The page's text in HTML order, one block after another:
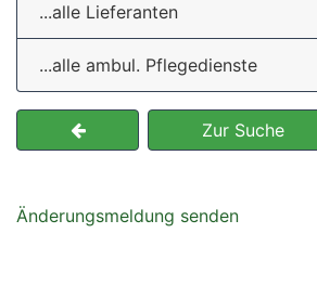
...alle Lieferanten
...alle ambul. Pflegedienste
Zur Suche
Änderungsmeldung senden